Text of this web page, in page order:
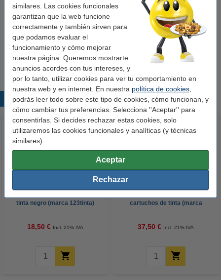
similares. Las cookies funcionales
garantizan que la web funcione
correctamente y también sirven para
que podamos evaluar el
funcionamiento y cómo mejorar
nuestra página. Queremos mostrarte
anuncios acordes con tus intereses, y
por lo tanto, utilizar cookies para ver tu comportamiento en
nuestra web y en internet. En nuestra política de cookies
podrás leer todo sobre este tipo de cookies, cómo funcionan, y
cómo cambiar tus preferencias. Selecciona ''Aceptar'' para
consentirlas. Si decides rechazar estas cookies, solo
utilizaremos las cookies funcionales y analíticas (y técnicas
similares).
Aceptar
Rechazar
Caja papel A4 | 80gr (5x500 hojas)
23,50 € 21,15 €
Pack 50x Bolígrafos de 123tinta
14,00 €
Productos destacados
Canon PG-545XL cartucho de
tinta negro (marca 123tinta)
18,50 € Incl. 21% IVA
Canon PG-545XL/CL-546XL
cartuchos de tinta (marca
37,50 € Incl. 21% IVA